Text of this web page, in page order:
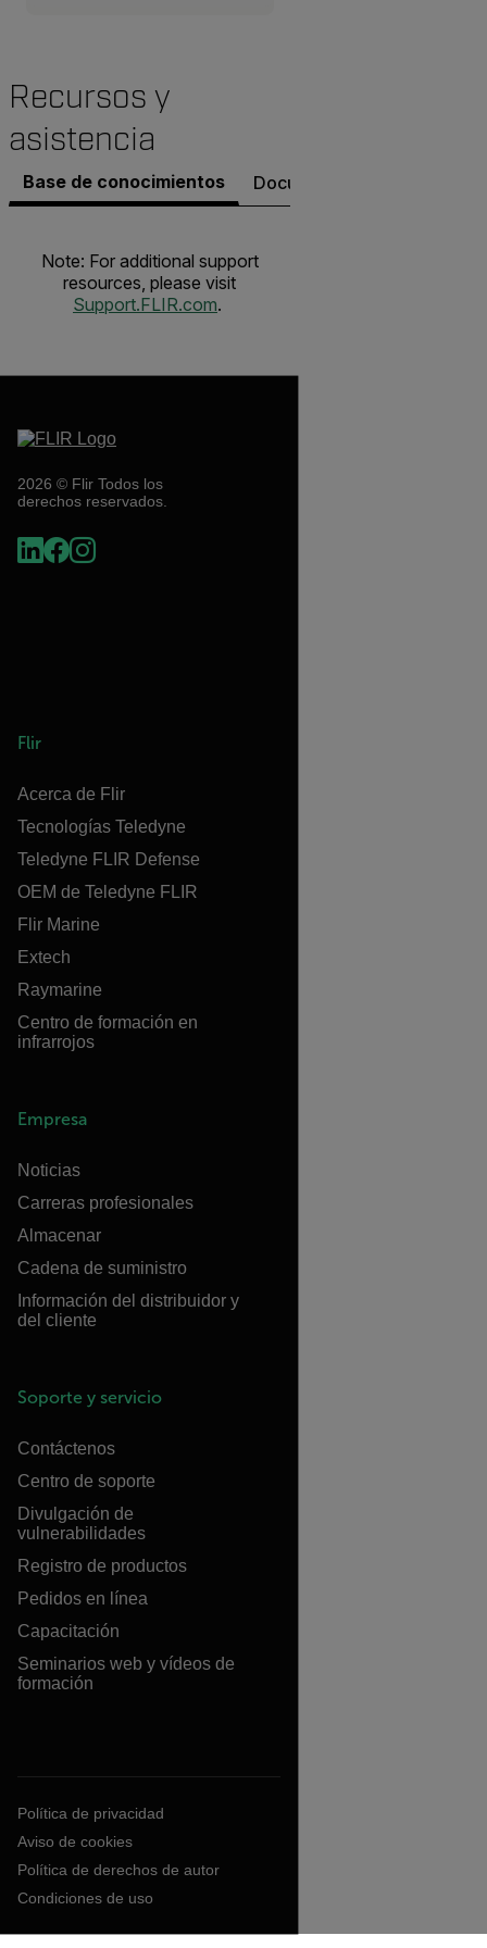
Recursos y
asistencia
Base de conocimientos Documentos
Note: For additional support
resources, please visit
Support.FLIR.com.
2026 © Flir Todos los
derechos reservados.
Flir
Acerca de Flir
Tecnologías Teledyne
Teledyne FLIR Defense
OEM de Teledyne FLIR
Flir Marine
Extech
Raymarine
Centro de formación en
infrarrojos
Empresa
Noticias
Carreras profesionales
Almacenar
Cadena de suministro
Información del distribuidor y
del cliente
Soporte y servicio
Contáctenos
Centro de soporte
Divulgación de
vulnerabilidades
Registro de productos
Pedidos en línea
Capacitación
Seminarios web y vídeos de
formación
Política de privacidad
Aviso de cookies
Política de derechos de autor
Condiciones de uso